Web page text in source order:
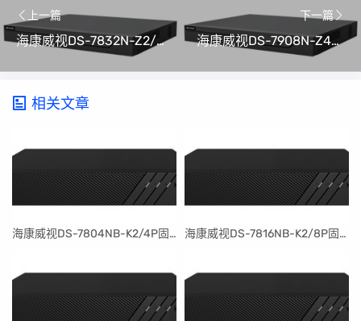
上一篇
海康威视DS-7832N-Z2/16P/X硬盘录像机(NVR)程序升级包V4.82.100_240606(可解绑萤石云)
下一篇
海康威视DS-7908N-Z4/X硬盘录像机(NVR)程序升级包V4.82.100_240606(可解绑萤石云)
相关文章
​海康威视DS-7804NB-K2/4P固件升级包V4.30.097build240401 ​海康威视DS-7816NB-K2/8P固件升级包V4.30.097build240401